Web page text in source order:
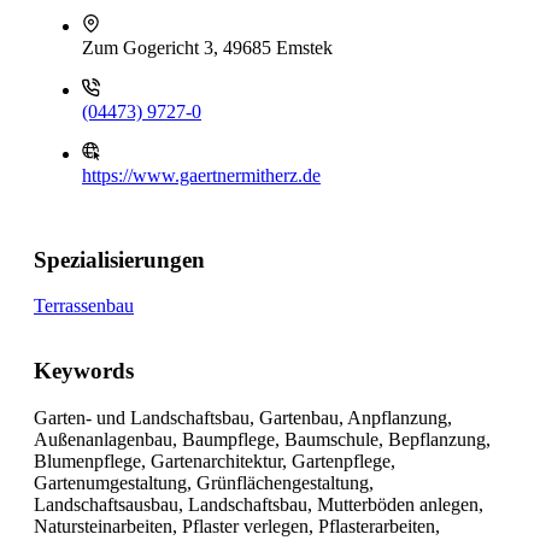
Zum Gogericht 3, 49685 Emstek
(04473) 9727-0
https://www.gaertnermitherz.de
Spezialisierungen
Terrassenbau
Keywords
Garten- und Landschaftsbau, Gartenbau, Anpflanzung,
Außenanlagenbau, Baumpflege, Baumschule, Bepflanzung,
Blumenpflege, Gartenarchitektur, Gartenpflege,
Gartenumgestaltung, Grünflächengestaltung,
Landschaftsausbau, Landschaftsbau, Mutterböden anlegen,
Natursteinarbeiten, Pflaster verlegen, Pflasterarbeiten,